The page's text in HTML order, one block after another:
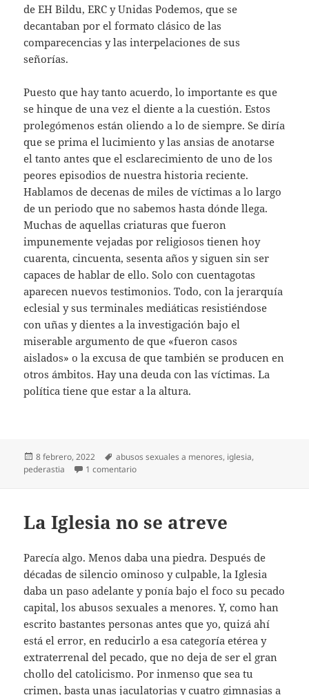
de EH Bildu, ERC y Unidas Podemos, que se
decantaban por el formato clásico de las
comparecencias y las interpelaciones de sus
señorías.
Puesto que hay tanto acuerdo, lo importante es que
se hinque de una vez el diente a la cuestión. Estos
prolegómenos están oliendo a lo de siempre. Se diría
que se prima el lucimiento y las ansias de anotarse
el tanto antes que el esclarecimiento de uno de los
peores episodios de nuestra historia reciente.
Hablamos de decenas de miles de víctimas a lo largo
de un periodo que no sabemos hasta dónde llega.
Muchas de aquellas criaturas que fueron
impunemente vejadas por religiosos tienen hoy
cuarenta, cincuenta, sesenta años y siguen sin ser
capaces de hablar de ello. Solo con cuentagotas
aparecen nuevos testimonios. Todo, con la jerarquía
eclesial y sus terminales mediáticas resistiéndose
con uñas y dientes a la investigación bajo el
miserable argumento de que «fueron casos
aislados» o la excusa de que también se producen en
otros ámbitos. Hay una deuda con las víctimas. La
política tiene que estar a la altura.
Publicado
el
8 febrero, 2022 Etiquetas
abusos sexuales a menores, iglesia,
pederastia
1 comentarioen Pederastia eclesial: no hacer política
La Iglesia no se atreve
Parecía algo. Menos daba una piedra. Después de
décadas de silencio ominoso y culpable, la Iglesia
daba un paso adelante y ponía bajo el foco su pecado
capital, los abusos sexuales a menores. Y, como han
escrito bastantes personas antes que yo, quizá ahí
está el error, en reducirlo a esa categoría etérea y
extraterrenal del pecado, que no deja de ser el gran
chollo del catolicismo. Por inmenso que sea tu
crimen, basta unas jaculatorias y cuatro gimnasias a